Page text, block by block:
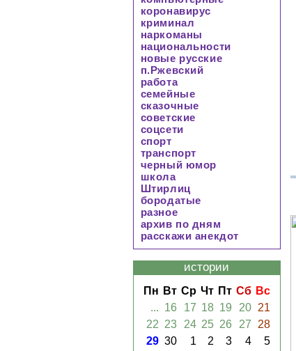
коронавирус
криминал
наркоманы
национальности
новые русские
п.Ржевский
работа
семейные
сказочные
советские
соцсети
спорт
транспорт
черный юмор
школа
Штирлиц
бородатые
разное
архив по дням
расскажи анекдот
истории
Пн Вт Ср Чт Пт Сб Вс
... 16 17 18 19 20
21
22 23 24 25 26 27
28
29 30 1 2 3 4
5